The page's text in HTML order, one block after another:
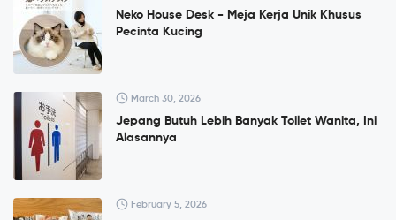
Neko House Desk - Meja Kerja Unik Khusus
Pecinta Kucing
March 30, 2026
Jepang Butuh Lebih Banyak Toilet Wanita, Ini
Alasannya
February 5, 2026